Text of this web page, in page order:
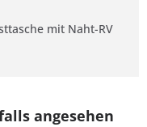
mit Naht-RV
angesehen